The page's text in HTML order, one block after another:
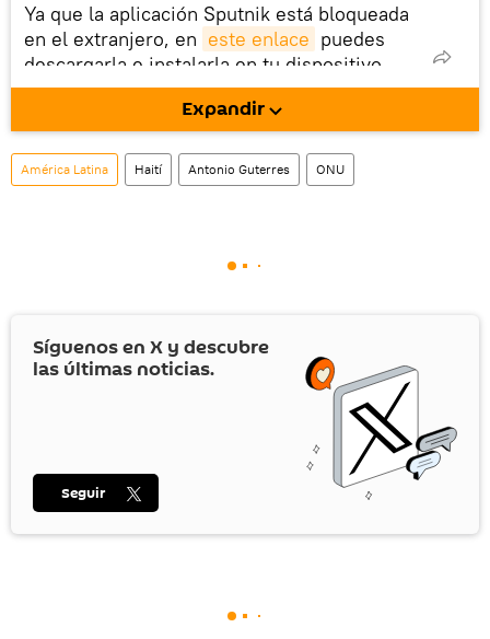
Ya que la aplicación Sputnik está bloqueada
en el extranjero, en este enlace puedes
descargarla e instalarla en tu dispositivo
móvil (¡solo para Android!).
También tenemos una cuenta en la red
social rusa VK .
Expandir
América Latina Haití Antonio Guterres ONU
Síguenos en X y descubre
las últimas noticias.
Seguir